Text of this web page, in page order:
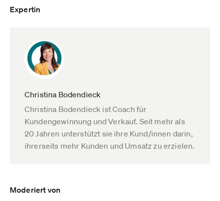
Expertin
Christina Bodendieck
Christina Bodendieck ist Coach für
Kundengewinnung und Verkauf. Seit mehr als
20 Jahren unterstützt sie ihre Kund/innen darin,
ihrerseits mehr Kunden und Umsatz zu erzielen.
Moderiert von